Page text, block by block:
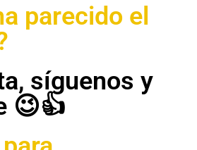
parecido el
síguenos y
😉👍